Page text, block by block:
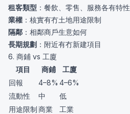
租客類型 ：餐飲、零售、服務各有特性
業權 ：核實有冇土地用途限制
隔鄰 ：相鄰商戶生意如何
長期規劃 ：附近有冇新建項目
6. 商鋪 vs 工廈
項目
商鋪
工廈
回報
4–8% 4–6%
流動性
中
低
用途限制商業
工業